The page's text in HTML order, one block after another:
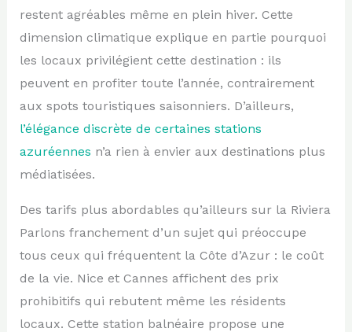
restent agréables même en plein hiver. Cette
dimension climatique explique en partie pourquoi
les locaux privilégient cette destination : ils
peuvent en profiter toute l’année, contrairement
aux spots touristiques saisonniers. D’ailleurs,
l’élégance discrète de certaines stations
azuréennes n’a rien à envier aux destinations plus
médiatisées.
Des tarifs plus abordables qu’ailleurs sur la Riviera
Parlons franchement d’un sujet qui préoccupe
tous ceux qui fréquentent la Côte d’Azur : le coût
de la vie. Nice et Cannes affichent des prix
prohibitifs qui rebutent même les résidents
locaux. Cette station balnéaire propose une